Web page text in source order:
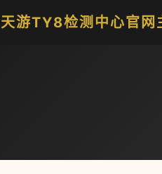
天游TY8检测中心官网